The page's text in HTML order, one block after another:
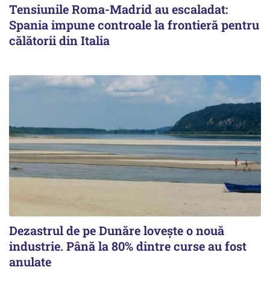
Tensiunile Roma-Madrid au escaladat:
Spania impune controale la frontieră pentru
călătorii din Italia
Dezastrul de pe Dunăre lovește o nouă
industrie. Până la 80% dintre curse au fost
anulate